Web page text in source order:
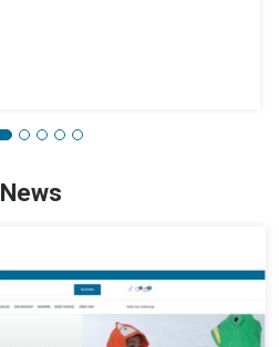
News